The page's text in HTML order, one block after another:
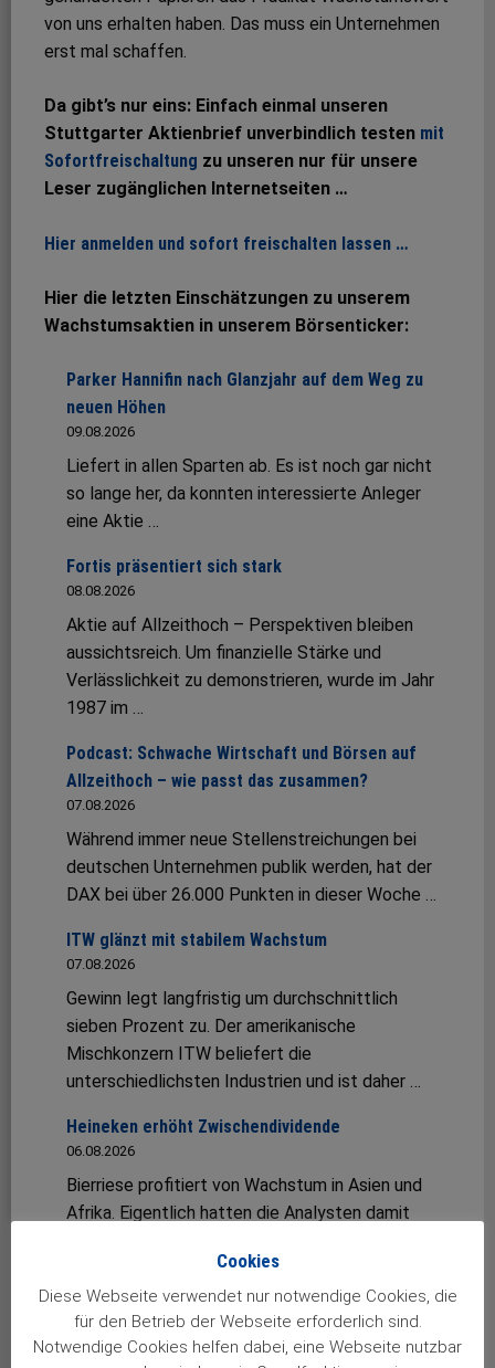
von uns erhalten haben. Das muss ein Unternehmen
erst mal schaffen.
Da gibt’s nur eins: Einfach einmal unseren
Stuttgarter Aktienbrief unverbindlich testen mit
Sofortfreischaltung zu unseren nur für unsere
Leser zugänglichen Internetseiten …
Hier anmelden und sofort freischalten lassen …
Hier die letzten Einschätzungen zu unserem
Wachstumsaktien in unserem Börsenticker:
Parker Hannifin nach Glanzjahr auf dem Weg zu
neuen Höhen
09.08.2026
Liefert in allen Sparten ab. Es ist noch gar nicht
so lange her, da konnten interessierte Anleger
eine Aktie …
Fortis präsentiert sich stark
08.08.2026
Aktie auf Allzeithoch – Perspektiven bleiben
aussichtsreich. Um finanzielle Stärke und
Verlässlichkeit zu demonstrieren, wurde im Jahr
1987 im …
Podcast: Schwache Wirtschaft und Börsen auf
Allzeithoch – wie passt das zusammen?
07.08.2026
Während immer neue Stellenstreichungen bei
deutschen Unternehmen publik werden, hat der
DAX bei über 26.000 Punkten in dieser Woche …
ITW glänzt mit stabilem Wachstum
07.08.2026
Gewinn legt langfristig um durchschnittlich
sieben Prozent zu. Der amerikanische
Mischkonzern ITW beliefert die
unterschiedlichsten Industrien und ist daher …
Heineken erhöht Zwischendividende
06.08.2026
Bierriese profitiert von Wachstum in Asien und
Afrika. Eigentlich hatten die Analysten damit
Fuchs mit starkem erstem Halbjahr
Umsatz und Gewinn wachsen zweistellig –
Cookies
Diese Webseite verwendet nur notwendige Cookies, die
für den Betrieb der Webseite erforderlich sind.
Notwendige Cookies helfen dabei, eine Webseite nutzbar